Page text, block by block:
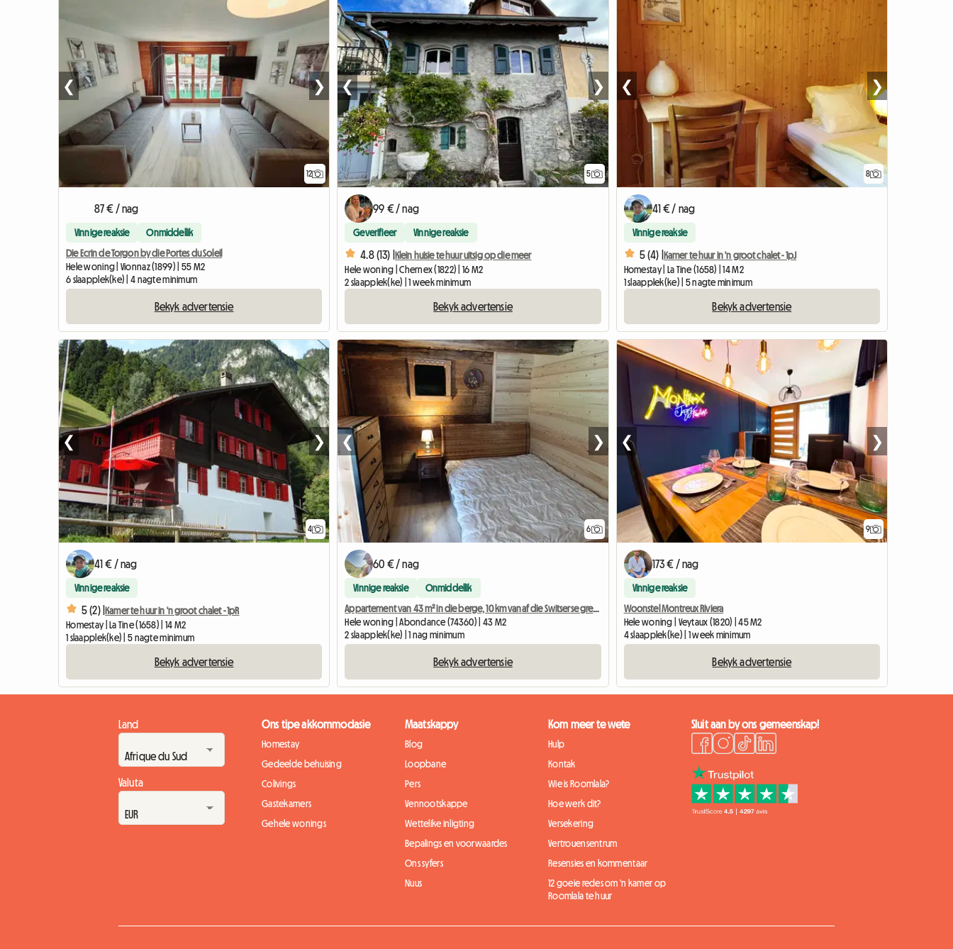
12
❮ ❯
87 € / nag
Vinnige reaksie Onmiddellik
Die Ecrin de Torgon by die Portes du Soleil
Hele woning | Vionnaz (1899) | 55 M2
6 slaapplek(ke) | 4 nagte minimum
Bekyk advertensie
5
❮ ❯
99 € / nag
Geverifieer Vinnige reaksie
4.8 (13) |
Klein huisie te huur uitsig op die meer
Hele woning | Chernex (1822) | 16 M2
2 slaapplek(ke) | 1 week minimum
Bekyk advertensie
8
❮ ❯
41 € / nag
Vinnige reaksie
5 (4) |
Kamer te huur in 'n groot chalet - 1pJ
Homestay | La Tine (1658) | 14 M2
1 slaapplek(ke) | 5 nagte minimum
Bekyk advertensie
4
❮ ❯
41 € / nag
Vinnige reaksie
5 (2) |Kamer te huur in 'n groot chalet - 1pR
Homestay | La Tine (1658) | 14 M2
1 slaapplek(ke) | 5 nagte minimum
Bekyk advertensie
6
❮ ❯
60 € / nag
Vinnige reaksie Onmiddellik
Appartement van 43 m² in die berge, 10 km vanaf die Switserse grens.
Hele woning | Abondance (74360) | 43 M2
2 slaapplek(ke) | 1 nag minimum
Bekyk advertensie
9
❮ ❯
173 € / nag
Vinnige reaksie
Woonstel Montreux Riviera
Hele woning | Veytaux (1820) | 45 M2
4 slaapplek(ke) | 1 week minimum
Bekyk advertensie
Land
Valuta
Ons tipe akkommodasie
Homestay
Gedeelde behuising
Colivings
Gastekamers
Gehele wonings
Maatskappy
Blog
Loopbane
Pers
Vennootskappe
Wettelike inligting
Bepalings en voorwaardes
Ons syfers
Nuus
Kom meer te wete
Hulp
Kontak
Wie is Roomlala?
Hoe werk dit?
Versekering
Vertrouensentrum
Resensies en kommentaar
12 goeie redes om 'n kamer op
Roomlala te huur
Sluit aan by ons gemeenskap!